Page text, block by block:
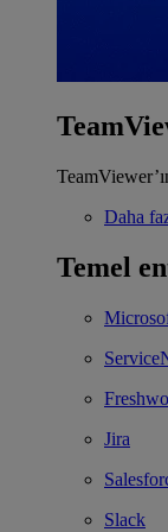
Daha
Temel
Jira
Slack